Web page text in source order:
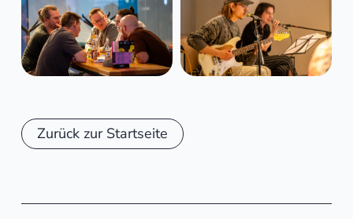
Zurück zur Startseite